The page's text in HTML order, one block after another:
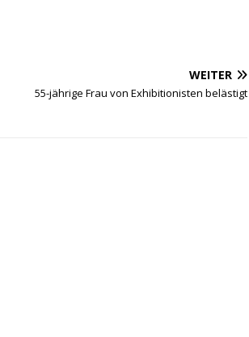
WEITER
55-jährige Frau von Exhibitionisten belästigt